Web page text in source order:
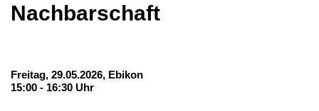
Nachbarschaft
Freitag, 29.05.2026, Ebikon
15:00 - 16:30 Uhr